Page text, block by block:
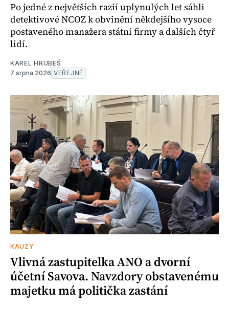
Po jedné z největších razií uplynulých let sáhli
detektivové NCOZ k obvinění někdejšího vysoce
postaveného manažera státní firmy a dalších čtyř
lidí.
KAREL HRUBEŠ
7 srpna 2026 VEŘEJNÉ
KAUZY
Vlivná zastupitelka ANO a dvorní
účetní Savova. Navzdory obstavenému
majetku má politička zastání